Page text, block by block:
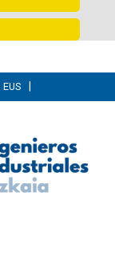
Empleo
Ventanilla